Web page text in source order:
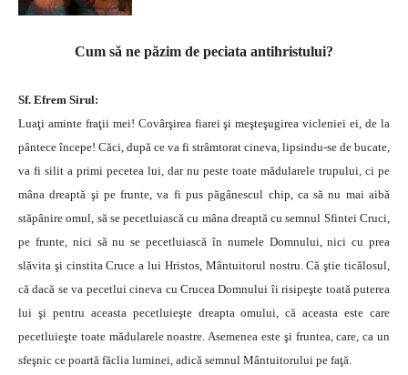
Cum să ne păzim de peciata antihristului?
Sf. Efrem Sirul:
Luaţi aminte fraţii mei! Covârşirea fiarei şi meşteşugirea vicleniei ei, de la
pântece începe! Căci, după ce va fi strâmtorat cineva, lipsindu-se de bucate,
va fi silit a primi pecetea lui, dar nu peste toate mădularele trupului, ci pe
mâna dreaptă şi pe frunte, va fi pus păgânescul chip, ca să nu mai aibă
stăpânire omul, să se pecetluiască cu mâna dreaptă cu semnul Sfintei Cruci,
pe frunte, nici să nu se pecetluiască în numele Domnului, nici cu prea
slăvita şi cinstita Cruce a lui Hristos, Mântuitorul nostru.Că ştie ticălosul,
că dacă se va pecetlui cineva cu Crucea Domnului îi risipeşte toată puterea
lui şi pentru aceasta pecetluieşte dreapta omului, că aceasta este care
pecetluieşte toate mădularele noastre. Asemenea este şi fruntea, care, ca un
sfeşnic ce poartă făclia luminei, adică semnul Mântuitorului pe faţă.